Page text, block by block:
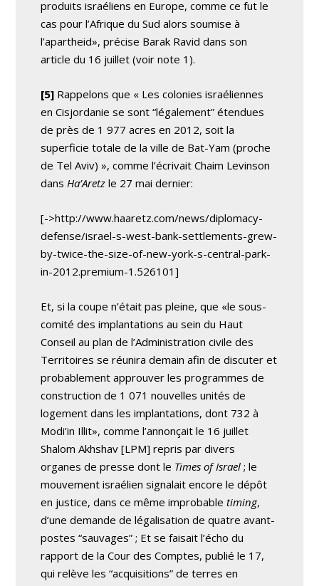
produits israéliens en Europe, comme ce fut le
cas pour l’Afrique du Sud alors soumise à
l’apartheid», précise Barak Ravid dans son
article du 16 juillet (voir note 1).
[5] Rappelons que « Les colonies israéliennes
en Cisjordanie se sont “légalement” étendues
de près de 1 977 acres en 2012, soit la
superficie totale de la ville de Bat-Yam (proche
de Tel Aviv) », comme l’écrivait Chaim Levinson
dansHa’Aretz le 27 mai dernier:
[->http://www.haaretz.com/news/diplomacy-
defense/israel-s-west-bank-settlements-grew-
by-twice-the-size-of-new-york-s-central-park-
in-2012.premium-1.526101]
Et, si la coupe n’était pas pleine, que «le sous-
comité des implantations au sein du Haut
Conseil au plan de l’Administration civile des
Territoires se réunira demain afin de discuter et
probablement approuver les programmes de
construction de 1 071 nouvelles unités de
logement dans les implantations, dont 732 à
Modi’in Illit», comme l’annonçait le 16 juillet
Shalom Akhshav [LPM] repris par divers
organes de presse dont le Times of Israel ; le
mouvement israélien signalait encore le dépôt
en justice, dans ce même improbabletiming,
d’une demande de légalisation de quatre avant-
postes “sauvages” ; Et se faisait l’écho du
rapport de la Cour des Comptes, publié le 17,
qui relève les “acquisitions” de terres en